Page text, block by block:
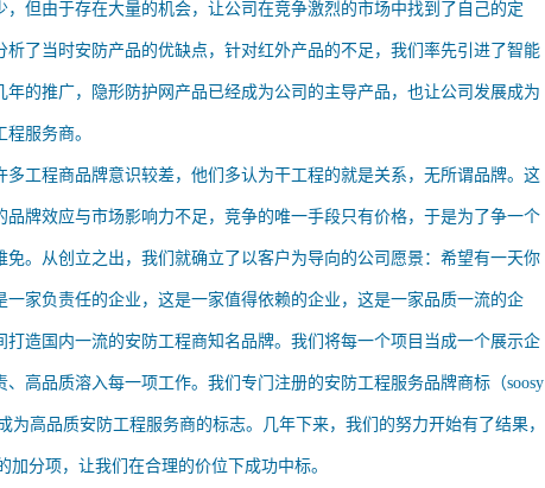
，但由于存在大量的机会，让公司在竞争激烈的市场中找到了自己的定
析了当时安防产品的优缺点，针对红外产品的不足，我们率先引进了智能
年的推广，隐形防护网产品已经成为公司的主导产品，也让公司发展成为
服务商。
多工程商品牌意识较差，他们多认为干工程的就是关系，无所谓品牌。这
品牌效应与市场影响力不足，竞争的唯一手段只有价格，于是为了争一个
免。从创立之出，我们就确立了以客户为导向的公司愿景：希望有一天你
一家负责任的企业，这是一家值得依赖的企业，这是一家品质一流的企
打造国内一流的安防工程商知名品牌。我们将每一个项目当成一个展示企
、高品质溶入每一项工作。我们专门注册的安防工程服务品牌商标（soosy
为高品质安防工程服务商的标志。几年下来，我们的努力开始有了结果，
加分项，让我们在合理的价位下成功中标。